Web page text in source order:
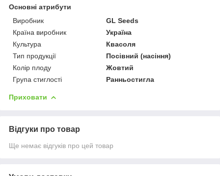
Основні атрибути
Виробник
GL Seeds
Країна виробник
Україна
Культура
Квасоля
Тип продукції
Посівний (насіння)
Колір плоду
Жовтий
Група стиглості
Ранньостигла
Приховати
Відгуки про товар
Ще немає відгуків про цей товар